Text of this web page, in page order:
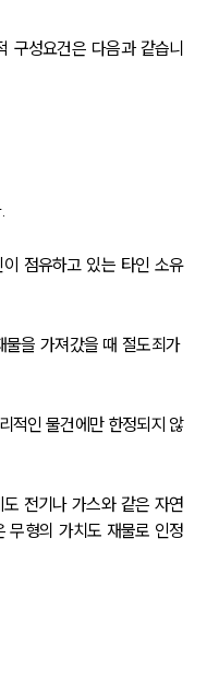
구성요건은 다음과 같습니
점유하고 있는 타인 소유
을 가져갔을 때 절도죄가
적인 물건에만 한정되지 않
전기나 가스와 같은 자연
무형의 가치도 재물로 인정